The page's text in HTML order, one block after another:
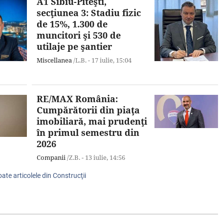
secţiunea 3: Stadiu fizic
de 15%, 1.300 de
muncitori şi 530 de
utilaje pe şantier
Miscellanea /L.B. - 17 iulie, 15:04
RE/MAX România:
Cumpărătorii din piaţa
imobiliară, mai prudenţi
în primul semestru din
2026
Companii /Z.B. - 13 iulie, 14:56
articolele din Construcţii